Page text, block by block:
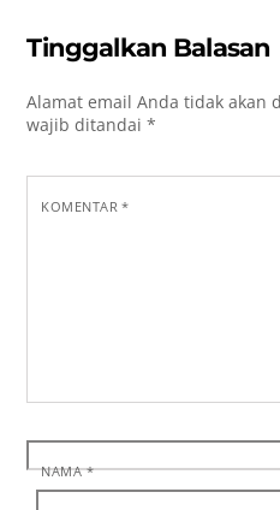
Tinggalkan Balasan
Alamat email Anda tidak akan
wajib ditandai*
KOMENTAR*
NAMA*